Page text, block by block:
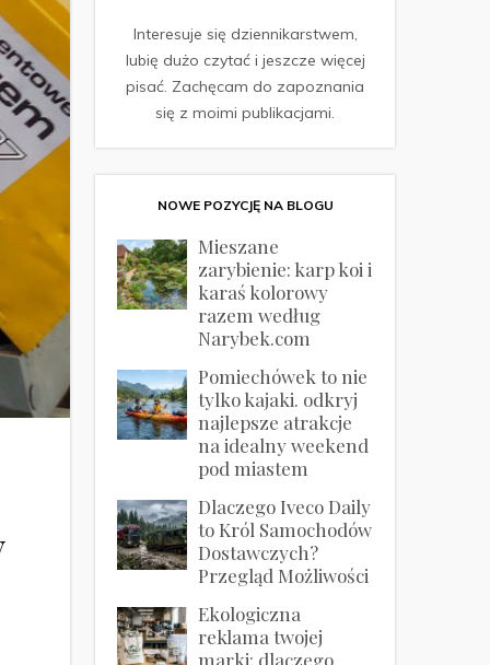
Interesuje się dziennikarstwem,
lubię dużo czytać i jeszcze więcej
pisać. Zachęcam do zapoznania
się z moimi publikacjami.
NOWE POZYCJĘ NA BLOGU
Mieszane
zarybienie: karp koi i
karaś kolorowy
razem według
Narybek.com
Pomiechówek to nie
tylko kajaki. odkryj
najlepsze atrakcje
na idealny weekend
pod miastem
Dlaczego Iveco Daily
to Król Samochodów
Dostawczych?
Przegląd Możliwości
Ekologiczna
reklama twojej
marki: dlaczego